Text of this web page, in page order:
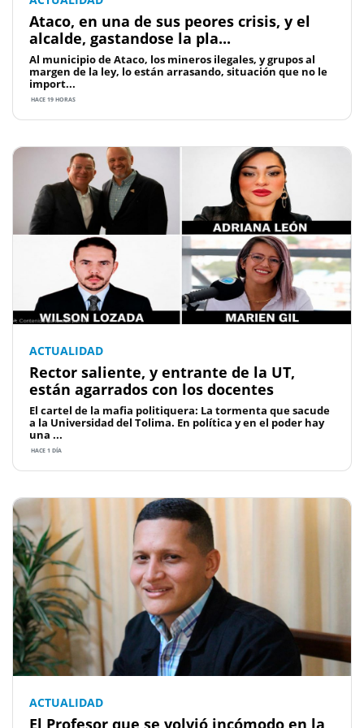
Ataco, en una de sus peores crisis, y el
alcalde, gastandose la pla...
Al municipio de Ataco, los mineros ilegales, y grupos al
margen de la ley, lo están arrasando, situación que no le
import...
HACE 19 HORAS
ACTUALIDAD
Rector saliente, y entrante de la UT,
están agarrados con los docentes
El cartel de la mafia politiquera: La tormenta que sacude
a la Universidad del Tolima. En política y en el poder hay
una ...
HACE 1 DÍA
ACTUALIDAD
El Profesor que se volvió incómodo en la